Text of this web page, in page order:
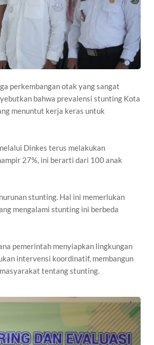
perkembangan otak yang sangat
bahwa prevalensi stunting Kota
menuntut kerja keras untuk
Dinkes terus melakukan
27%, ini berarti dari 100 anak
stunting. Hal ini memerlukan
mengalami stunting ini berbeda
pemerintah menyiapkan lingkungan
intervensi koordinatif, membangun
tentang stunting.